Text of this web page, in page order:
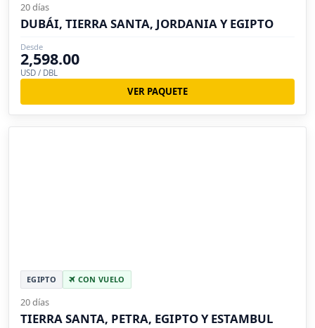
20 días
DUBÁI, TIERRA SANTA, JORDANIA Y EGIPTO
Desde
2,598.00
USD / DBL
VER PAQUETE
EGIPTO CON VUELO
20 días
TIERRA SANTA, PETRA, EGIPTO Y ESTAMBUL